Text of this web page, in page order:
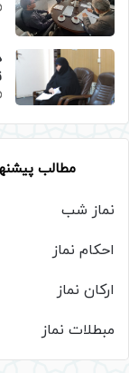
مطالب
نماز شب
احکام نماز
ارکان نماز
مبطلات نماز